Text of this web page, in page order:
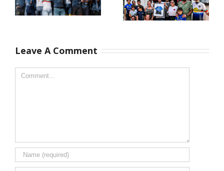
Campeões
2026
Há pessoas
que marcam o
em casa.
Leave A Comment